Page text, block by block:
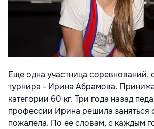
Еще одна участница соревнований,
турнира - Ирина Абрамова.
категории 60 кг. Три года назад
профессии Ирина решила заняться
пожалела. По ее словам, с каждым